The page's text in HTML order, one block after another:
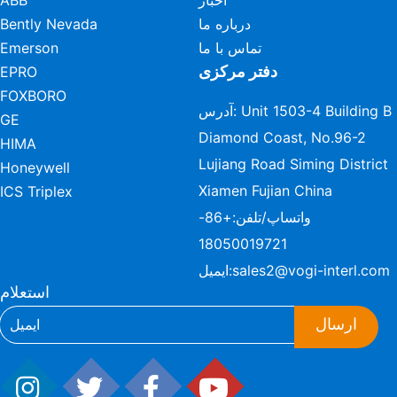
Bently Nevada
Emerson
EPRO
FOXBORO
GE
HIMA
Honeywell
ICS Triplex
درباره ما
تماس با ما
دفتر مرکزی
آدرس: Unit 1503-4 Building B
Diamond Coast, No.96-2
Lujiang Road Siming District
Xiamen Fujian China
واتساپ/تلفن:
+86-
18050019721
ایمیل:sales2@vogi-interl.com
استعلام
ارسال